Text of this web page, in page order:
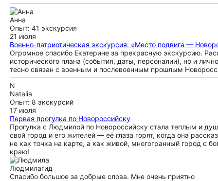
Анна
Опыт: 41 экскурсия
21 июля
Военно-патриотическая экскурсия: «Место подвига —
Огромное спасибо Екатерине за прекрасную экскурсию.
исторического плана (события, даты, персоналии), но и
тесно связан с военным и послевоенным прошлым
N
Natalia
Опыт: 8 экскурсий
17 июля
Первая прогулка по Новороссийску
Прогулка с Людмилой по Новороссийску стала теплым и
свой город и его жителей — её глаза горят, когда она
не как точка на карте, а как живой, многогранный город с
краю!
Людмилагид
Спасибо большое за добрые слова. Мне очень приятно